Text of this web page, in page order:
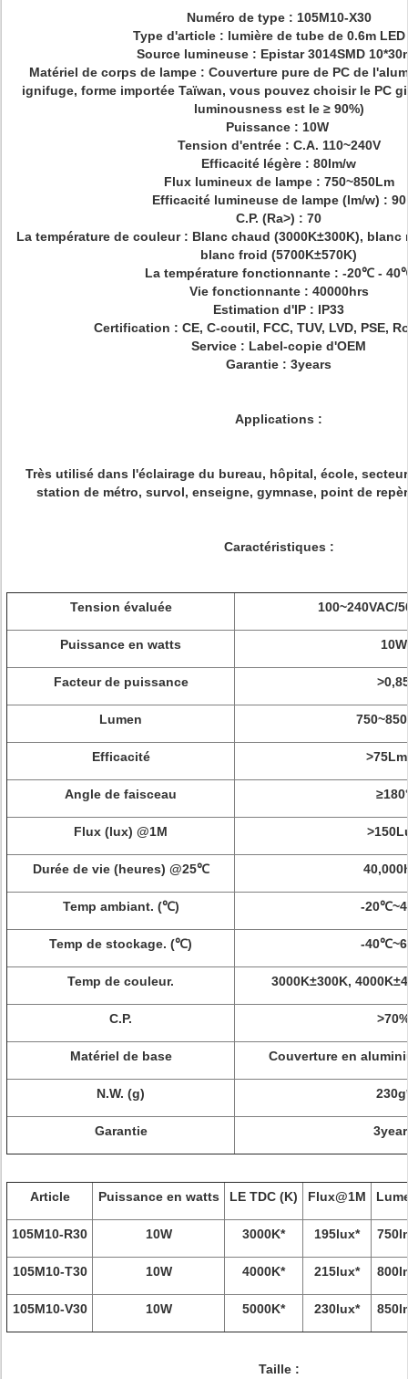
Numéro de type : 105M10-X30
Type d'article : lumière de tube de 0.6m LED
Source lumineuse : Epistar 3014SMD
Matériel de corps de lampe : Couverture pure de PC de
ignifuge, forme importée Taïwan, vous pouvez choisir le PC
luminousness est le ≥ 90%)
Puissance : 10W
Tension d'entrée : C.A. 110~240V
Efficacité légère : 80lm/w
Flux lumineux de lampe : 750~850Lm
Efficacité lumineuse de lampe (lm/w) : 90
C.P. (Ra>) : 70
La température de couleur : Blanc chaud (3000K±300K), blanc
blanc froid (5700K±570K)
La température fonctionnante : -20℃ -
Vie fonctionnante : 40000hrs
Estimation d'IP : IP33
Certification : CE, C-coutil, FCC, TUV, LVD, PSE,
Service : Label-copie d'OEM
Garantie : 3years
Applications :
Très utilisé dans l'éclairage du bureau, hôpital, école,
station de métro, survol, enseigne, gymnase, point de
Caractéristiques :
Tension évaluée 100~240VAC/
Puissance en watts 10W
Facteur de puissance >
Lumen
Efficacité >
Angle de faisceau
Flux (lux) @1M
Durée de vie (heures) @25℃
Temp ambiant. (℃) -
Temp de stockage. (℃) -
Temp de couleur. 3000K±300K,
C.P.
Matériel de base Couverture en
N.W. (g)
Garantie
Article Puissance en watts LE TDC (K) Flux@1M
105M10-R30 10W 3000K* 195lux*
105M10-T30 10W 4000K* 215lux*
105M10-V30 10W 5000K* 230lux*
Taille :